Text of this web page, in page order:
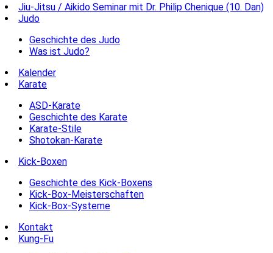
Jiu-Jitsu / Aikido Seminar mit Dr. Philip Chenique (10. Dan)
Judo
Geschichte des Judo
Was ist Judo?
Kalender
Karate
ASD-Karate
Geschichte des Karate
Karate-Stile
Shotokan-Karate
Kick-Boxen
Geschichte des Kick-Boxens
Kick-Box-Meisterschaften
Kick-Box-Systeme
Kontakt
Kung-Fu